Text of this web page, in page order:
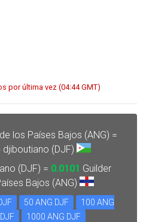
por última vez (04:44 GMT)
los Países Bajos (ANG) =
(DJF)
(DJF) = 0.0101 Guilder
Bajos (ANG)
50 ANG DJF
100 ANG
1000 ANG DJF